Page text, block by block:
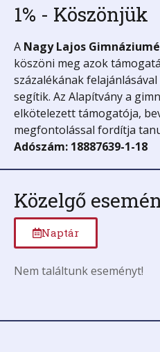
1% - Köszönjük
A Nagy Lajos
köszöni meg azok
százalékának
segítik. Az Alapítvány a
elkötelezett támogatója,
megfontolással fordítja
Adószám: 18887639-1-18
Közelgő
Naptár
Nem találtunk eseményt!